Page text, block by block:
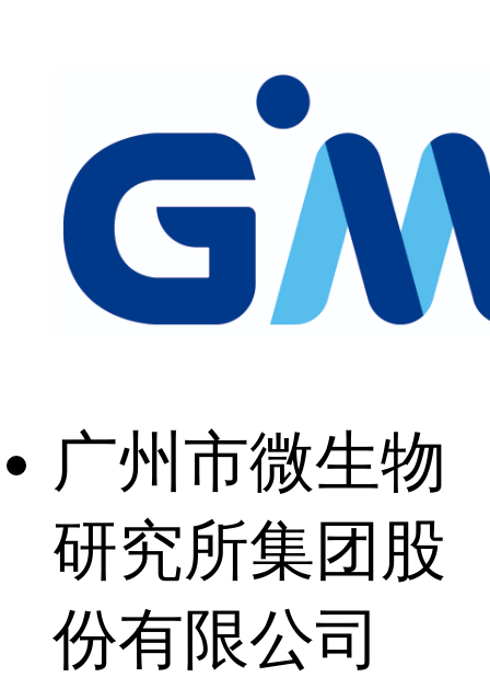
广州市微生物
研究所集团股
份有限公司